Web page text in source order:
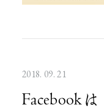
2018. 09. 21
Facebook